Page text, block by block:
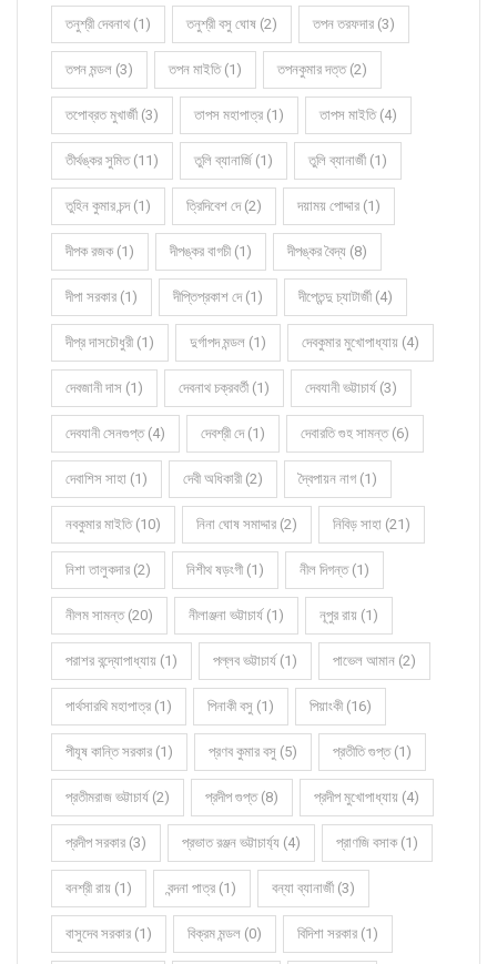
তনুশ্রী দেবনাথ (1) তনুশ্রী বসু ঘোষ (2) তপন তরফদার (3)
তপন মন্ডল (3) তপন মাইতি (1) তপনকুমার দত্ত (2)
তপোব্রত মুখার্জী (3) তাপস মহাপাত্র (1) তাপস মাইতি (4)
তীর্থঙ্কর সুমিত (11) তুলি ব্যানার্জি (1) তুলি ব্যানার্জী (1)
তুহিন কুমার চন্দ (1) ত্রিদিবেশ দে (2) দয়াময় পোদ্দার (1)
দীপক রজক (1) দীপঙ্কর বাগচী (1) দীপঙ্কর বৈদ্য (8)
দীপা সরকার (1) দীপ্তিপ্রকাশ দে (1) দীপ্তেন্দু চ্যাটার্জী (4)
দীপ্র দাসচৌধুরী (1) দুর্গাপদ মন্ডল (1) দেবকুমার মুখোপাধ্যায় (4)
দেবজানী দাস (1) দেবনাথ চক্রবর্তী (1) দেবযানী ভট্টাচার্য (3)
দেবযানী সেনগুপ্ত (4) দেবশ্রী দে (1) দেবারতি গুহ সামন্ত (6)
দেবাশিস সাহা (1) দেবী অধিকারী (2) দ্বৈপায়ন নাগ (1)
নবকুমার মাইতি (10) নিনা ঘোষ সমাদ্দার (2) নিবিড় সাহা (21)
নিশা তালুকদার (2) নিশীথ ষড়ংগী (1) নীল দিগন্ত (1)
নীলম সামন্ত (20) নীলাঞ্জনা ভট্টাচার্য (1) নূপুর রায় (1)
পরাশর বন্দ্যোপাধ্যায় (1) পল্লব ভট্টাচার্য (1) পাভেল আমান (2)
পার্থসারথি মহাপাত্র (1) পিনাকী বসু (1) পিয়াংকী (16)
পীযূষ কান্তি সরকার (1) প্রণব কুমার বসু (5) প্রতীতি গুপ্ত (1)
প্রতীমরাজ ভট্টাচার্য (2) প্রদীপ গুপ্ত (8) প্রদীপ মুখোপাধ্যায় (4)
প্রদীপ সরকার (3) প্রভাত রঞ্জন ভট্টাচার্য্য (4) প্রাণজি বসাক (1)
বনশ্রী রায় (1) বন্দনা পাত্র (1) বন্যা ব্যানার্জী (3)
বাসুদেব সরকার (1) বিক্রম মন্ডল (0) বিদিশা সরকার (1)